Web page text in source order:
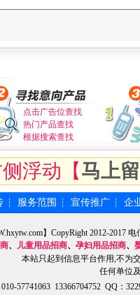
点击广告位查找
热门产品查找
根据搜索查找
浮动【马上
┆ 服务范围 ┆ 宣传推广 ┆ 企
】CopyRight 2012-2017
、 儿童用品招商、 孕妇用品招商、
本站只起到信息平台作用,不为
任何单位
57741063 13366704752 QQ：